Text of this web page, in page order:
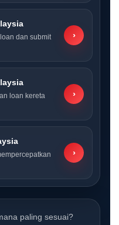
dan submit
›
loan kereta
›
›
paling sesuai?